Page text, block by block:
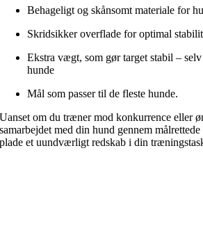
Behageligt og skånsomt materiale for
Skridsikker overflade for optimal
Ekstra vægt, som gør target stabil –
hunde
Mål som passer til de fleste hunde.
Uanset om du træner mod konkurrence eller
samarbejdet med din hund gennem
plade et uundværligt redskab i din